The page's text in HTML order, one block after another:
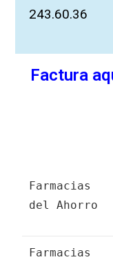
243.60.36
Factura
Farmacias
del Ahorro
Farmacias